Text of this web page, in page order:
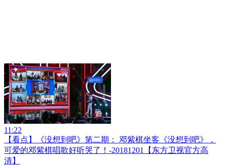
11:22
【看点】《没想到吧》第二期： 邓紫棋坐客《没想到吧》，
可爱的邓紫棋唱歌好听哭了！-20181201【东方卫视官方高
清】